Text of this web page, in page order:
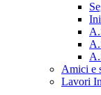
Amici e
Lavori